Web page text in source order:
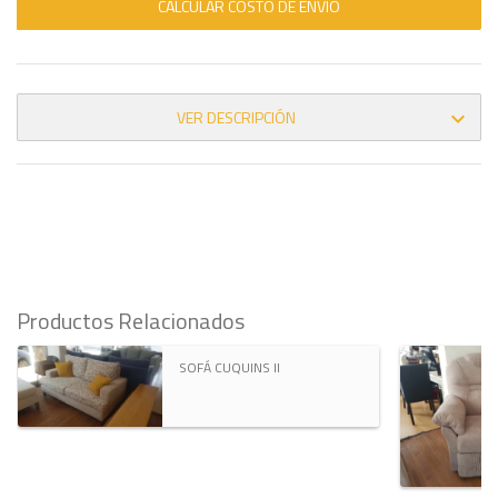
CALCULAR COSTO DE ENVÍO
VER DESCRIPCIÓN 
Productos Relacionados
SOFÁ CUQUINS II